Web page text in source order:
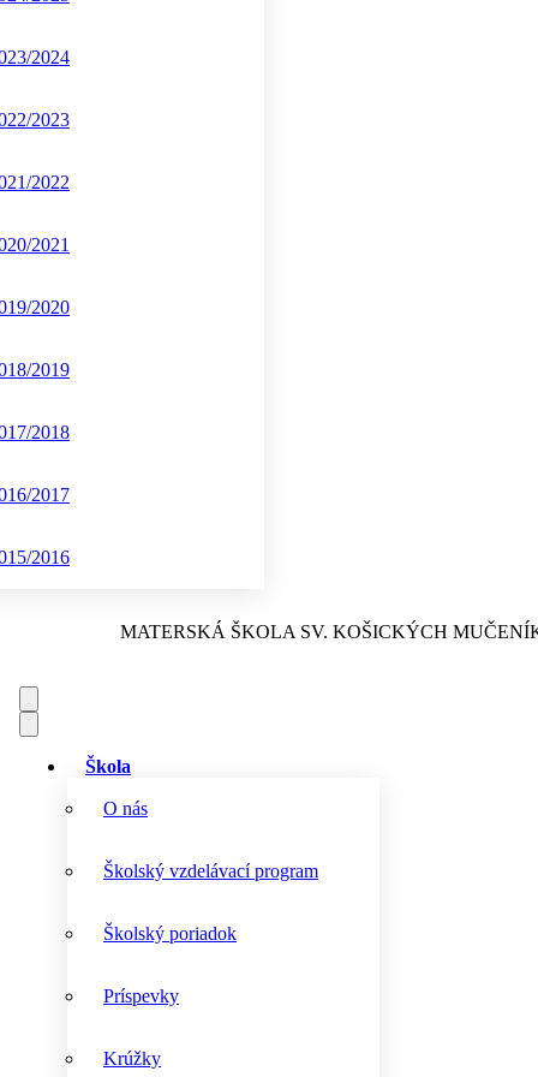
2024
2023
2022
2021
2020
2019
2018
2017
2016
MATERSKÁ ŠKOLA SV. KOŠICKÝCH
Škola
O nás
Školský vzdelávací program
Školský poriadok
Príspevky
Krúžky